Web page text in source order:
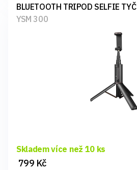
BLUETOOTH TRIPOD SELFIE TYČ
YSM 300
Skladem více než 10 ks
799 Kč